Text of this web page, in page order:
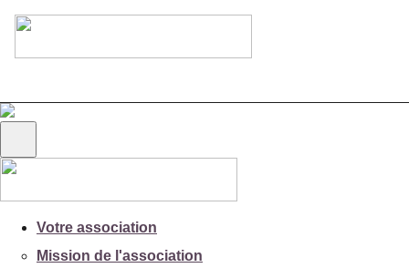
Votre association
Mission de l'association